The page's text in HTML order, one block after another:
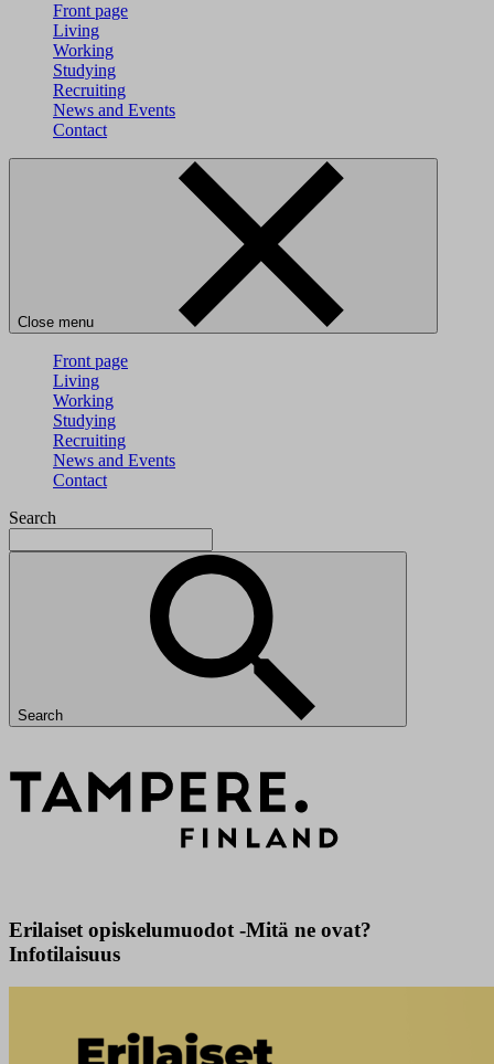
Front page
Living
Working
Studying
Recruiting
News and Events
Contact
Close menu
Front page
Living
Working
Studying
Recruiting
News and Events
Contact
Search
Search
Erilaiset opiskelumuodot -Mitä ne ovat?
Infotilaisuus